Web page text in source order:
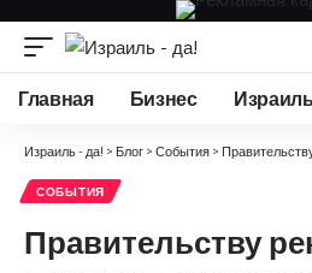
Главная Бизнес
Израиль - да! > Блог > События > Правительству
СОБЫТИЯ
Правительству